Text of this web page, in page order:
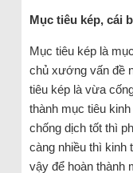
Mục tiêu kép, cái
Mục tiêu kép là
chủ xướng vấn đề
tiêu kép là vừa
thành mục tiêu
chống dịch tốt thì
càng nhiều thì kinh
vậy để hoàn thành